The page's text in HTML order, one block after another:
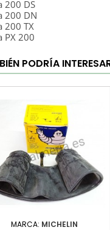
200 DS
200 DN
200 TX
PX 200
PODRÍA
MARCA: MICHELIN